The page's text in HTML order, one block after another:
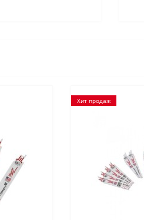
Хит продаж